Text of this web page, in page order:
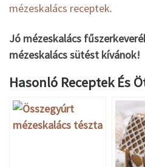
mézeskalács receptek.
Jó mézeskalács
mézeskalács sütést kívánok!
Hasonló Receptek És